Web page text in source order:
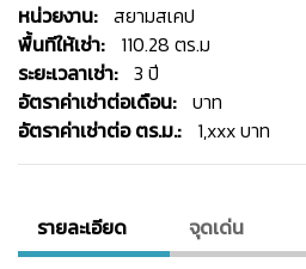
หน่วยงาน: สยามสเคป
พื้นทีให้เช่า:
110.28 ตร.ม
ระยะเวลาเช่า: 3 ปี
อัตราค่าเช่าต่อเดือน: บาท
อัตราค่าเช่าต่อ ตร.ม.:
1,xxx บาท
รายละเอียด จุดเด่น